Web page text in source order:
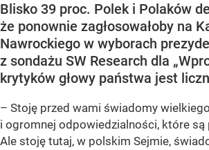
Blisko 39 proc. Polek i Polaków
że ponownie zagłosowałoby na
Nawrockiego w wyborach
z sondażu SW Research dla
krytyków głowy państwa jest
– Stoję przed wami świadomy
i ogromnej odpowiedzialności, które są
Ale stoję tutaj, w polskim Sejmie,